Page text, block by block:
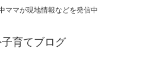
ママが現地情報などを発信中
育てブログ